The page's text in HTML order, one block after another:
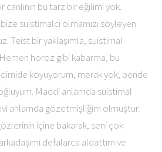
bu tarz bir eğilimi yok.
suistimalci olmamızı söyleyen
Teist bir yaklaşımla, suistimal
horoz gibi kabarma, bu
koyuyorum, merak yok; bende
Maddi anlamda suistimal
anlamda gözetmişliğim olmuştur.
içine bakarak, seni çok
defalarca aldattım ve